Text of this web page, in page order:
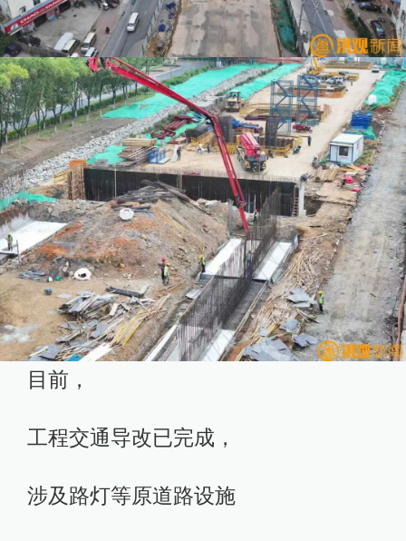
目前，
工程交通导改已完成，
涉及路灯等原道路设施